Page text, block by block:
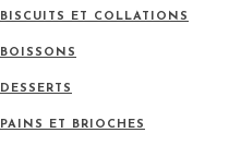
BISCUITS ET COLLATIONS
BOISSONS
DESSERTS
PAINS ET BRIOCHES